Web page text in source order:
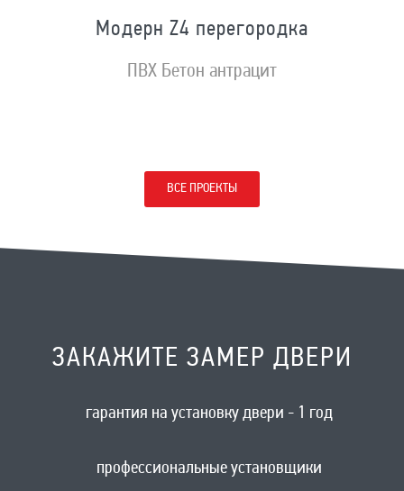
Модерн Z4 перегородка
ПВХ Бетон антрацит
ВСЕ ПРОЕКТЫ
ЗАКАЖИТЕ ЗАМЕР ДВЕРИ
гарантия на установку двери - 1 год
профессиональные установщики